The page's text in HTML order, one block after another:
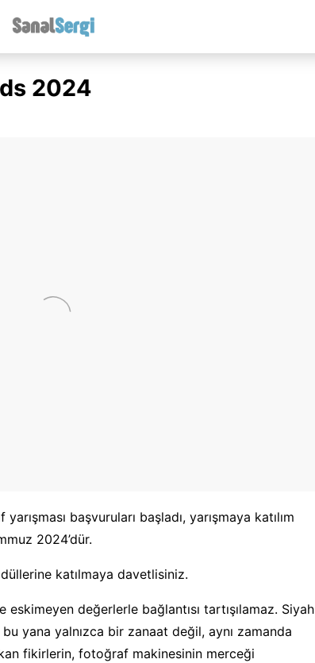
2024
başvuruları başladı, yarışmaya katılım
2024’dür.
katılmaya davetlisiniz.
değerlerle bağlantısı tartışılamaz. Siyah
yana yalnızca bir zanaat değil, aynı zamanda
fikirlerin, fotoğraf makinesinin merceği